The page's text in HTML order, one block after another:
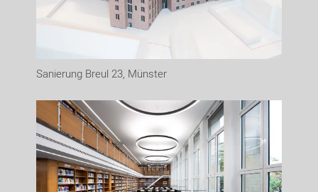
Sanierung Breul 23, Münster